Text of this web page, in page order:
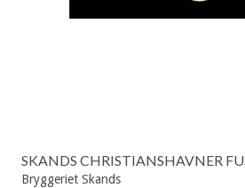
SKANDS CHRISTIANSHAVNER
Bryggeriet Skands